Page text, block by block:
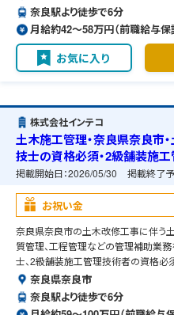
奈良駅より徒歩で6分
月給約42〜58万円（前職給与保
お気に入り
株式会社インテコ
土木施工管理・奈良県奈良市
技士の資格必須・2級舗装施
準備可能
掲載開始日：2026/05/30 掲載終了予
お祝い金
奈良県奈良市の土木改修工事に伴う
質管理、工程管理などの管理補助業
士、2級舗装施工管理技術者の資格必須
奈良県奈良市
奈良駅より徒歩で6分